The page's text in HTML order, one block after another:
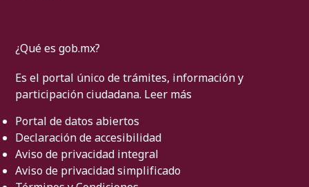
¿Qué es gob.mx?
Es el portal único de trámites, información y
participación ciudadana. Leer más
Portal de datos abiertos
Declaración de accesibilidad
Aviso de privacidad integral
Aviso de privacidad simplificado